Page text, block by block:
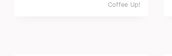
Coffee Up!